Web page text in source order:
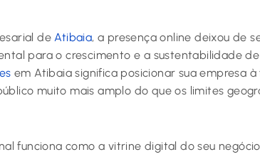
deAtibaia, a presença online deixou de
para o crescimento e a sustentabilidade
em Atibaia significa posicionar sua empresa
muito mais amplo do que os limites
funciona como a vitrine digital do seu